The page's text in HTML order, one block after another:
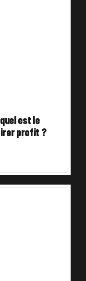
est le
profit ?